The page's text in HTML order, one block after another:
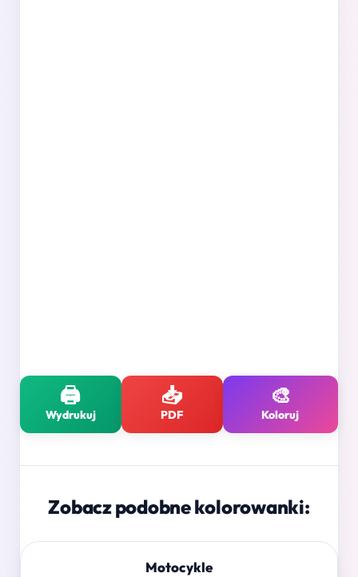
🖨️
Wydrukuj
📥
PDF
🎨
Koloruj
Zobacz podobne kolorowanki:
Motocykle